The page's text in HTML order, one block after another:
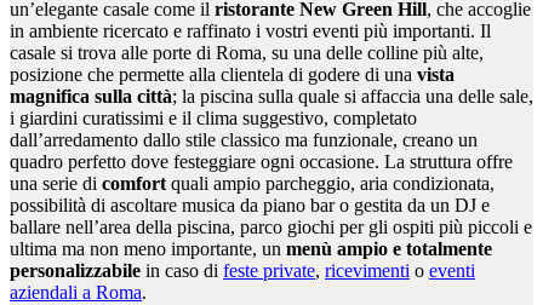
un’elegante casale come il ristorante New Green Hill, che accoglie
in ambiente ricercato e raffinato i vostri eventi più importanti. Il
casale si trova alle porte di Roma, su una delle colline più alte,
posizione che permette alla clientela di godere di una vista
magnifica sulla città; la piscina sulla quale si affaccia una delle sale,
i giardini curatissimi e il clima suggestivo, completato
dall’arredamento dallo stile classico ma funzionale, creano un
quadro perfetto dove festeggiare ogni occasione. La struttura offre
una serie di comfort quali ampio parcheggio, aria condizionata,
possibilità di ascoltare musica da piano bar o gestita da un DJ e
ballare nell’area della piscina, parco giochi per gli ospiti più piccoli e
ultima ma non meno importante, un menù ampio e totalmente
personalizzabile in caso di feste private, ricevimenti o eventi
aziendali a Roma.